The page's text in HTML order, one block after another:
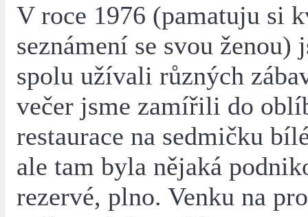
V roce 1976 (pamatuju si
seznámení se svou ženou)
spolu užívali různých
večer jsme zamířili do
restaurace na sedmičku
ale tam byla nějaká
rezervé, plno. Venku na